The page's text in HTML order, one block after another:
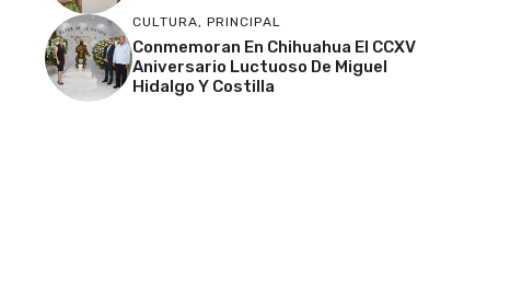
CULTURA, PRINCIPAL
Conmemoran En Chihuahua El CCXV
Aniversario Luctuoso De Miguel
Hidalgo Y Costilla